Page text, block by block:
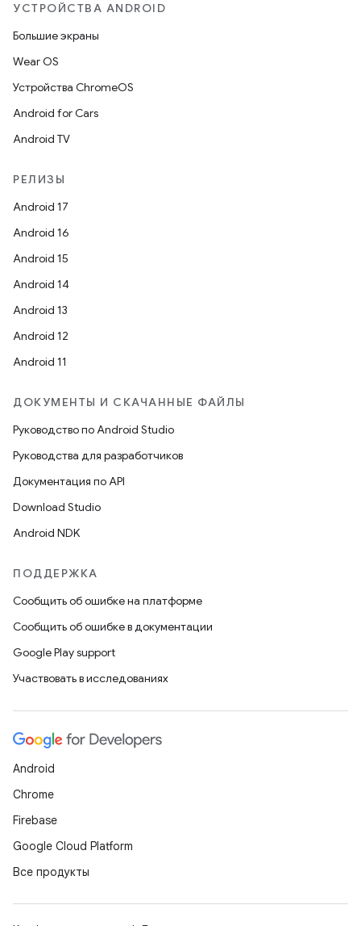
УСТРОЙСТВА ANDROID
Большие экраны
Wear OS
Устройства ChromeOS
Android for Cars
Android TV
РЕЛИЗЫ
Android 17
Android 16
Android 15
Android 14
Android 13
Android 12
Android 11
ДОКУМЕНТЫ И СКАЧАННЫЕ ФАЙЛЫ
Руководство по Android Studio
Руководства для разработчиков
Документация по API
Download Studio
Android NDK
ПОДДЕРЖКА
Сообщить об ошибке на платформе
Сообщить об ошибке в документации
Google Play support
Участвовать в исследованиях
Android
Chrome
Firebase
Google Cloud Platform
Все продукты